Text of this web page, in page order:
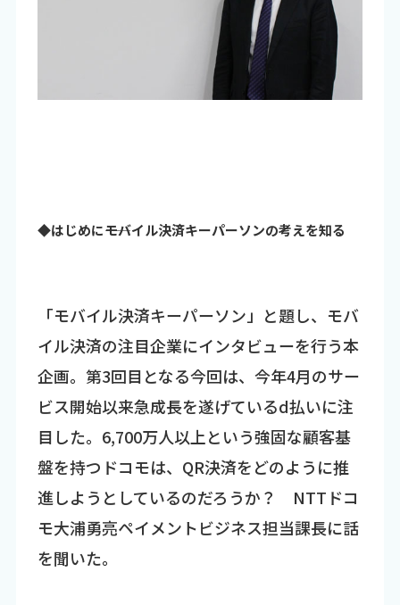
◆はじめに――モバイル決済キーパーソンの考えを知る
「モバイル決済キーパーソン」と題し、モバ
イル決済の注目企業にインタビューを行う本
企画。第3回目となる今回は、今年4月のサー
ビス開始以来急成長を遂げているd払いに注
目した。6,700万人以上という強固な顧客基
盤を持つドコモは、QR決済をどのように推
進しようとしているのだろうか？ NTTドコ
モ大浦勇亮ペイメントビジネス担当課長に話
を聞いた。